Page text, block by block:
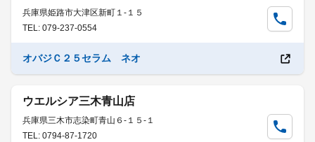
兵庫県姫路市大津区新町１-１５
TEL: 079-237-0554
オバジＣ２５セラム ネオ
ウエルシア三木青山店
兵庫県三木市志染町青山６-１５-１
TEL: 0794-87-1720